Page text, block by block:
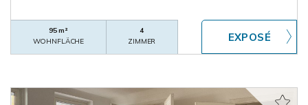
95 m²
WOHNFLÄCHE
4
ZIMMER